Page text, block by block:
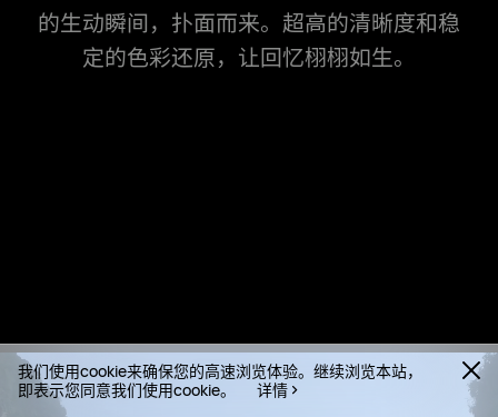
我们使用cookie来确保您的高速浏览体验。继续浏览本站，
即表示您同意我们使用cookie。
详情
的生动瞬间，扑面而来。超高的清晰度和稳
定的色彩还原，让回忆栩栩如生。